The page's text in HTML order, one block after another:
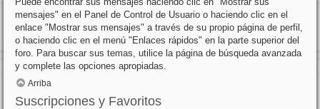
mensajes" en el Panel de Control de Usuario o haciendo clic en el
enlace "Mostrar sus mensajes" a través de su propio página de perfil,
o haciendo clic en el menú "Enlaces rápidos" en la parte superior del
foro. Para buscar sus temas, utilice la página de búsqueda avanzada
y complete las opciones apropiadas.
Arriba
Suscripciones y Favoritos